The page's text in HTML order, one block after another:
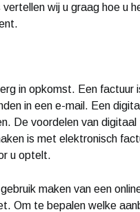
wij u graag hoe u
in opkomst. Een factuur
in een e-mail. Een
De voordelen van digitaal
is met elektronisch
u optelt.
maken van een
Om te bepalen welke